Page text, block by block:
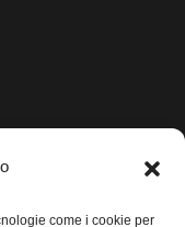
come i cookie per